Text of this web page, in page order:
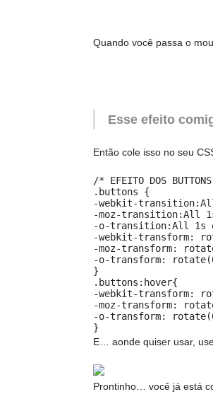
Quando você passa o
Esse efeito
Então cole isso no seu
/* EFEITO DOS
.buttons {
-webkit-
-moz-transition:All
-o-transition:All 1s
-webkit-transform:
-moz-transform:
-o-transform:
}
.buttons:hover{
-webkit-transform:
-moz-transform:
-o-transform:
E… aonde quiser usar,
Prontinho… você já está